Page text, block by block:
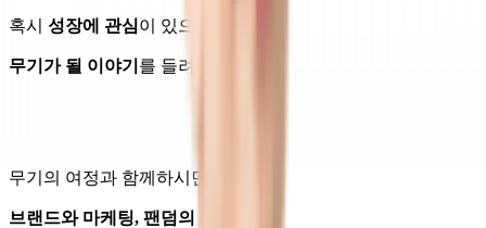
혹시 성장에 관심이 있으시다면
무기가 될 이야기 를 들려드릴게요.
무기의 여정과 함께하시면
브랜드와 마케팅, 팬덤의 개념